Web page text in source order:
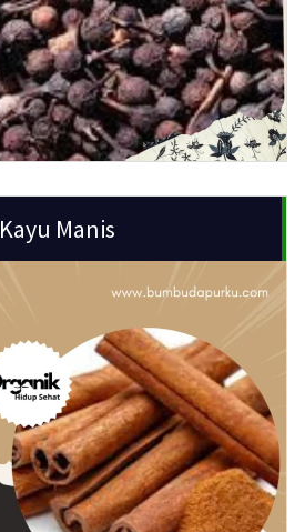
Kayu Manis